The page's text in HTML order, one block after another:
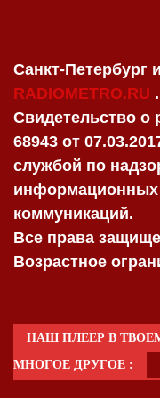
Санкт-Петербург
RADIOMETRO.RU .
Свидетельство
68943 от
службой по
информационных
коммуникаций.
Все права
Возрастное
НАШ ПЛЕЕР В
МНОГОЕ ДРУГОЕ :